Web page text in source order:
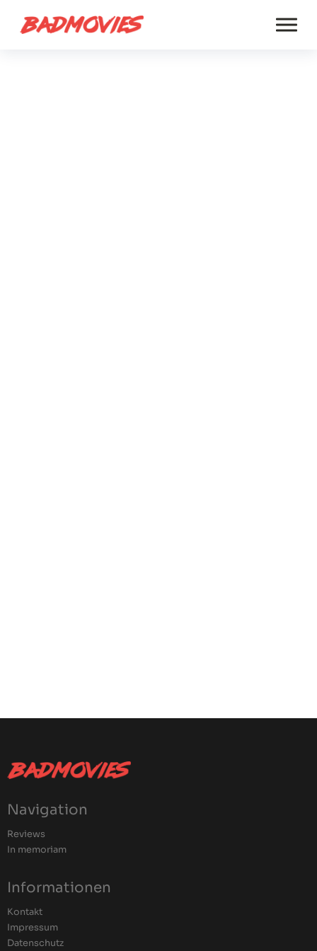
Navigation
Reviews
In memoriam
Informationen
Kontakt
Impressum
Datenschutz